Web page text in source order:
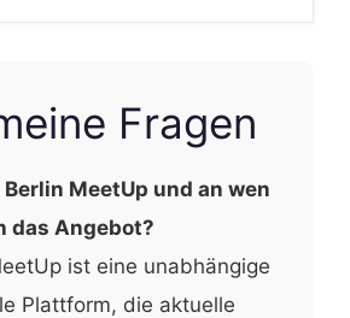
Fragen
MeetUp und an wen
das Angebot?
ist eine unabhängige
Plattform, die aktuelle